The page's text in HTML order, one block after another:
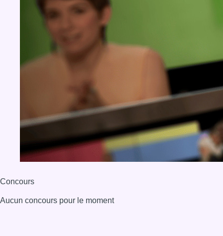
Concours
Aucun concours pour le moment